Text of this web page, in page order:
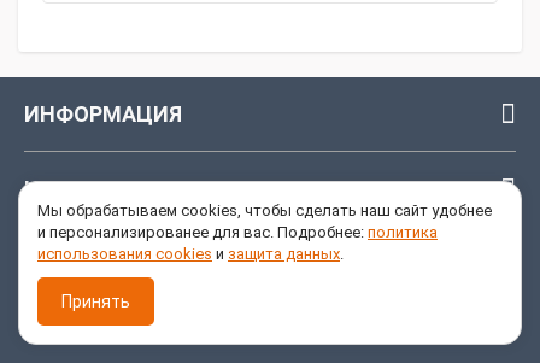
ИНФОРМАЦИЯ
ИНТЕРНЕТ - МАГАЗИН
УСЛУГИ
ОБРАТНАЯ СВЯЗЬ
Мы обрабатываем cookies, чтобы сделать наш сайт удобнее
и персонализированее для вас. Подробнее: политика
использования cookies и защита данных.
Принять